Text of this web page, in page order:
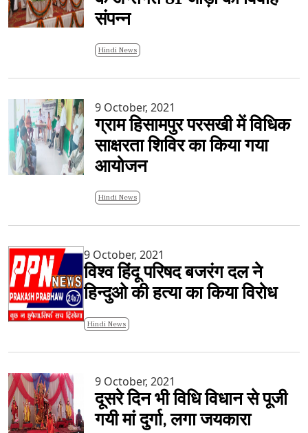
संपन्न
Hindi News
9 October, 2021
ग्राम हिसामपुर परसखी में विधिक
साक्षरता शिविर का किया गया
आयोजन
Hindi News
9 October, 2021
विश्व हिंदू परिषद बजरंग दल ने
हिन्दुओ की हत्या का किया विरोध
Hindi News
9 October, 2021
दूसरे दिन भी विधि विधान से पूजी
गयी मां दुर्गा, लगा जयकारा